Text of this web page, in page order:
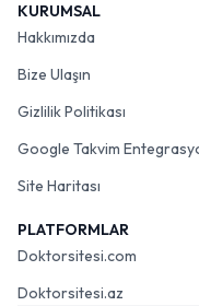
KURUMSAL
Hakkımızda
Bize Ulaşın
Gizlilik Politikası
Google Takvim
Site Haritası
PLATFORMLAR
Doktorsitesi.com
Doktorsitesi.az